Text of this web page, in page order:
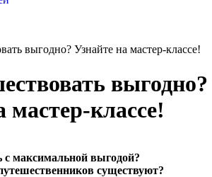
выгодно? Узнайте на мастер-классе!
выгодно?
мастер-классе!
с максимальной выгодой?
существуют?